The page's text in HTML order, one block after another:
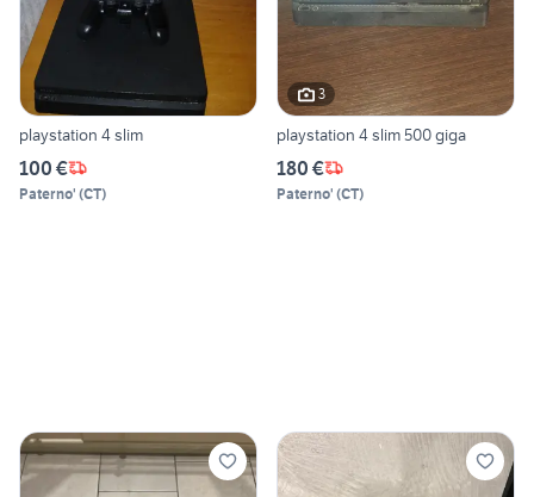
playstation 4 slim
100 €
Paterno' (CT)
3
playstation 4 slim 500 giga
180 €
Paterno' (CT)